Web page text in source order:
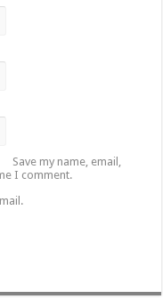
Save my name, email,
I comment.